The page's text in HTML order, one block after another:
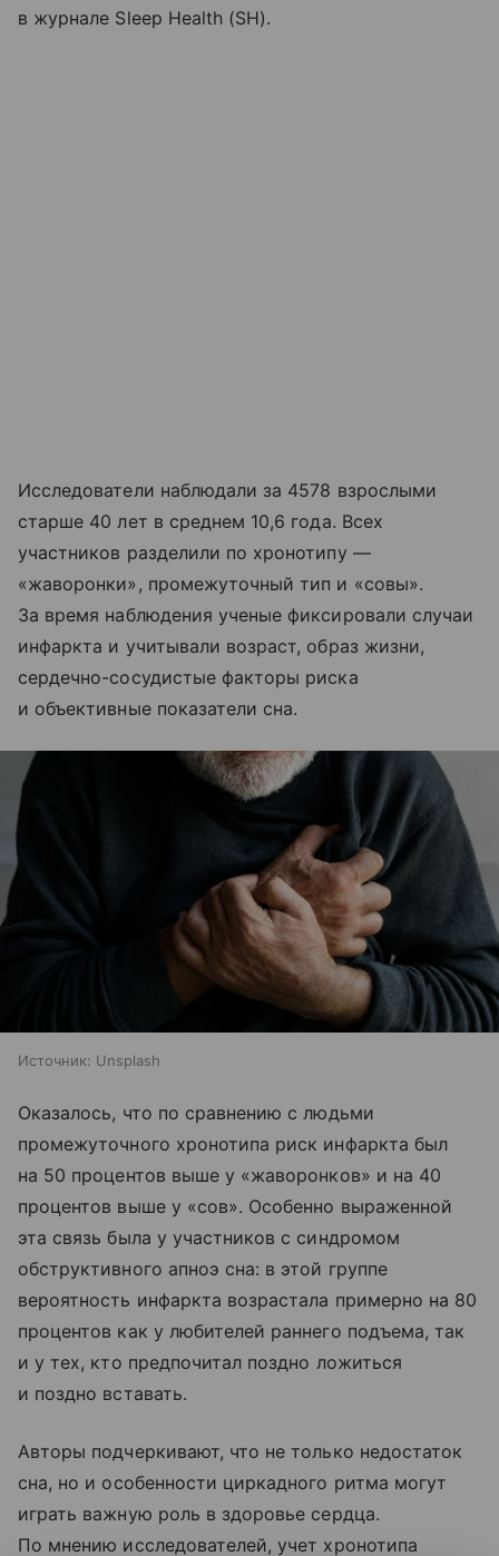
в журнале Sleep Health (SH).
Исследователи наблюдали за 4578 взрослыми
старше 40 лет в среднем 10,6 года. Всех
участников разделили по хронотипу —
«жаворонки», промежуточный тип и «совы».
За время наблюдения ученые фиксировали случаи
инфаркта и учитывали возраст, образ жизни,
сердечно-сосудистые факторы риска
и объективные показатели сна.
Источник: Unsplash
Оказалось, что по сравнению с людьми
промежуточного хронотипа риск инфаркта был
на 50 процентов выше у «жаворонков» и на 40
процентов выше у «сов». Особенно выраженной
эта связь была у участников с синдромом
обструктивного апноэ сна: в этой группе
вероятность инфаркта возрастала примерно на 80
процентов как у любителей раннего подъема, так
и у тех, кто предпочитал поздно ложиться
и поздно вставать.
Авторы подчеркивают, что не только недостаток
сна, но и особенности циркадного ритма могут
играть важную роль в здоровье сердца.
По мнению исследователей, учет хронотипа